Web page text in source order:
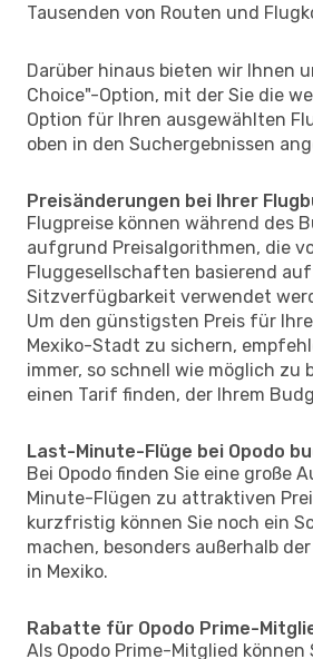
Tausenden von Routen und
Darüber hinaus bieten wir Ihnen
Choice"-Option, mit der Sie die
Option für Ihren ausgewählten
oben in den Suchergebnissen
Preisänderungen bei Ihrer
Flugpreise können während des
aufgrund Preisalgorithmen, die
Fluggesellschaften basierend
Sitzverfügbarkeit verwendet
Um den günstigsten Preis für
Mexiko-Stadt zu sichern,
immer, so schnell wie möglich zu
einen Tarif finden, der Ihrem
Last-Minute-Flüge bei Opodo
Bei Opodo finden Sie eine große
Minute-Flügen zu attraktiven
kurzfristig können Sie noch ein
machen, besonders außerhalb
in Mexiko.
Rabatte für Opodo Prime-
Als Opodo Prime-Mitglied können